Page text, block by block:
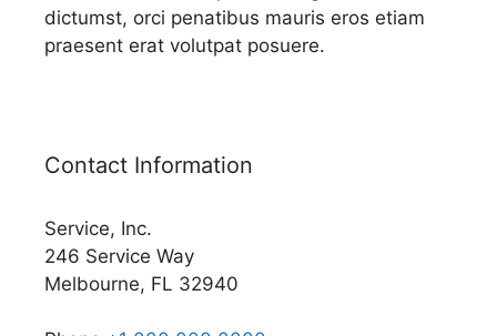
dictumst, orci penatibus mauris eros etiam
praesent erat volutpat posuere.
Contact Information
Service, Inc.
246 Service Way
Melbourne, FL 32940